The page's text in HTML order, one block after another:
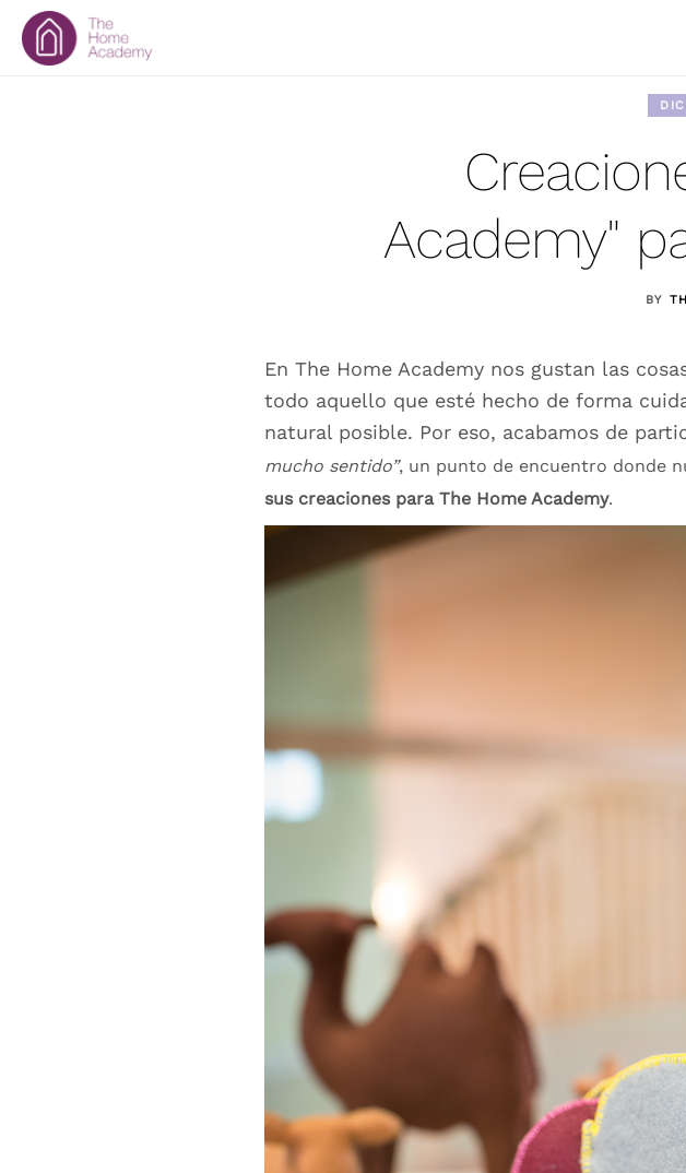
Academy"
BY
En The Home Academy nos gustan las
todo aquello que esté hecho de forma
natural posible. Por eso, acabamos de
mucho sentido”, un punto de encuentro donde
sus creaciones para The Home Academy.